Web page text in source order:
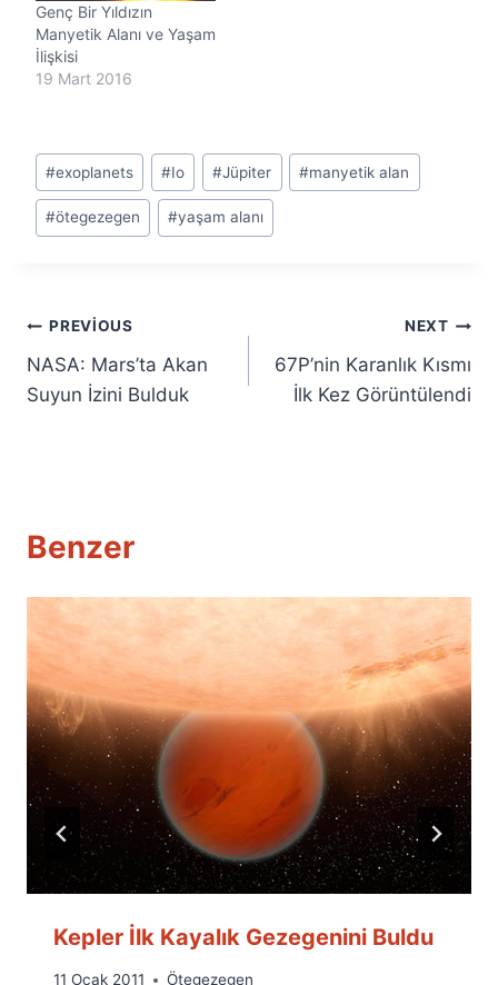
Genç Bir Yıldızın
Manyetik Alanı ve Yaşam
İlişkisi
19 Mart 2016
Post
Tags:
#exoplanets #Io #Jüpiter #manyetik alan
#ötegezegen #yaşam alanı
Yazı
gezinmesi
PREVIOUS
NASA: Mars’ta Akan
Suyun İzini Bulduk
NEXT
67P’nin Karanlık Kısmı
İlk Kez Görüntülendi
Benzer
Kepler İlk Kayalık Gezegenini Buldu
By
11 Ocak 2011 Ötegezegen